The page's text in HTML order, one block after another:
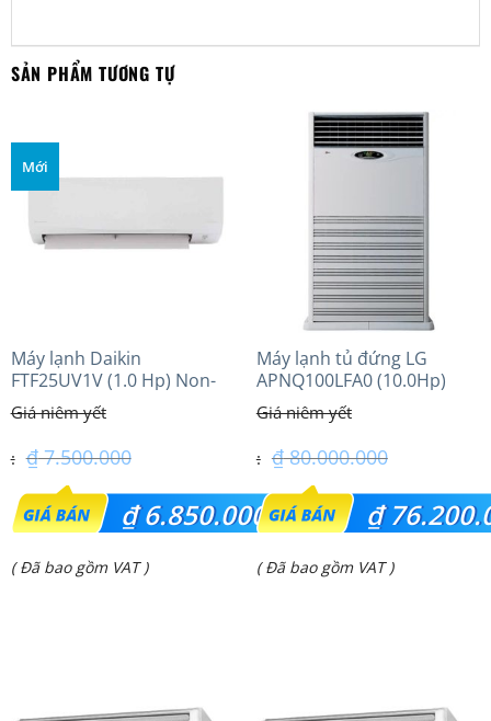
SẢN PHẨM TƯƠNG TỰ
Mới
Máy lạnh Daikin
FTF25UV1V (1.0 Hp) Non-
inverter Thái lan
₫7.500.000
Giá
gốc
là:
₫6.850.000
Giá
₫ 6.850.000.
( Đã bao gồm VAT )
Máy lạnh tủ đứng LG
APNQ100LFA0 (10.0Hp)
₫80.000.000
Giá
gốc
là:
₫
Giá
₫ 76.200.000.
( Đã bao gồm VAT )